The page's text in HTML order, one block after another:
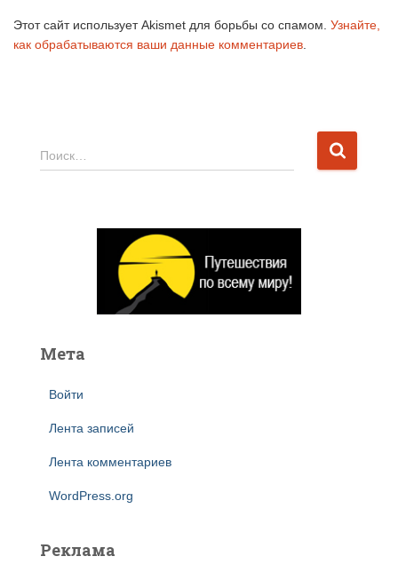
Этот сайт использует Akismet для борьбы со спамом. Узнайте,
как обрабатываются ваши данные комментариев
Н
а
Поиск…
Мета
Войти
Лента записей
Лента комментариев
WordPress.org
Реклама